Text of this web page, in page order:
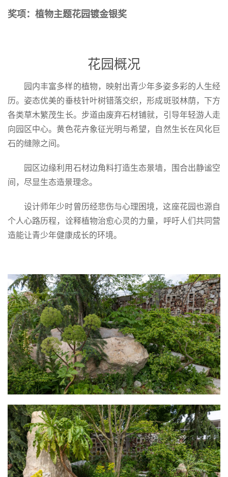
奖项：植物主题花园镀金银奖
花园概况
园内丰富多样的植物，映射出青少年多姿多彩的人生经
历。姿态优美的垂枝针叶树错落交织，形成斑驳林荫，下方
各类草木繁茂生长。步道由废弃石材铺就，引导年轻游人走
向园区中心。黄色花卉象征光明与希望，自然生长在风化巨
石的缝隙之间。
园区边缘利用石材边角料打造生态景墙，围合出静谧空
间，尽显生态造景理念。
设计师年少时曾历经悲伤与心理困境，这座花园也源自
个人心路历程，诠释植物治愈心灵的力量，呼吁人们共同营
造能让青少年健康成长的环境。